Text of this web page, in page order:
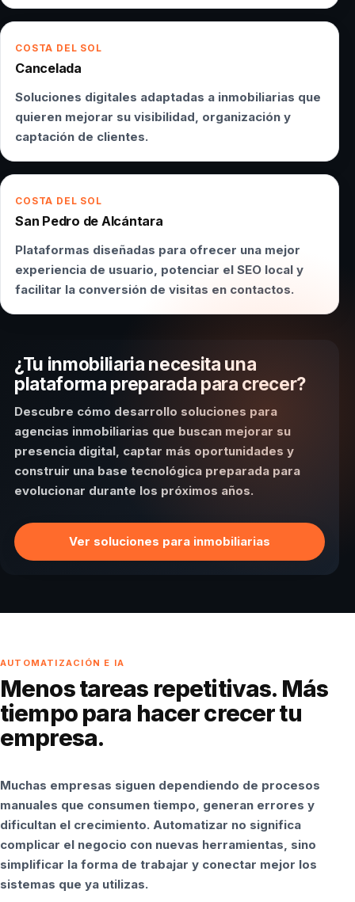
COSTA DEL SOL
Cancelada
Soluciones digitales adaptadas a inmobiliarias que
quieren mejorar su visibilidad, organización y
captación de clientes.
COSTA DEL SOL
San Pedro de Alcántara
Plataformas diseñadas para ofrecer una mejor
experiencia de usuario, potenciar el SEO local y
facilitar la conversión de visitas en contactos.
¿Tu inmobiliaria necesita una
plataforma preparada para crecer?
Descubre cómo desarrollo soluciones para
agencias inmobiliarias que buscan mejorar su
presencia digital, captar más oportunidades y
construir una base tecnológica preparada para
evolucionar durante los próximos años.
Ver soluciones para inmobiliarias
AUTOMATIZACIÓN E IA
Menos tareas repetitivas. Más
tiempo para hacer crecer tu
empresa.
Muchas empresas siguen dependiendo de procesos
manuales que consumen tiempo, generan errores y
dificultan el crecimiento. Automatizar no significa
complicar el negocio con nuevas herramientas, sino
simplificar la forma de trabajar y conectar mejor los
sistemas que ya utilizas.